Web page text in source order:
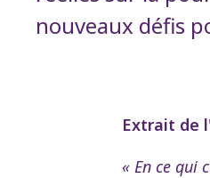
nouveaux défis
Extrait de
« En ce qui